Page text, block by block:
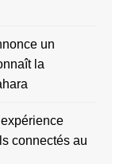
un
la
connectés au